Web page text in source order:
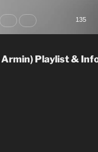
Armin) Playlist &